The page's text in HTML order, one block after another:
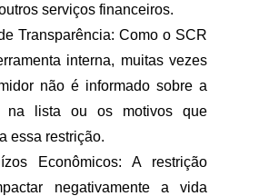
serviços financeiros.
Transparência: Como o SCR
interna, muitas vezes
não é informado sobre a
na lista ou os motivos que
essa restrição.
Econômicos: A restrição
negativamente a vida